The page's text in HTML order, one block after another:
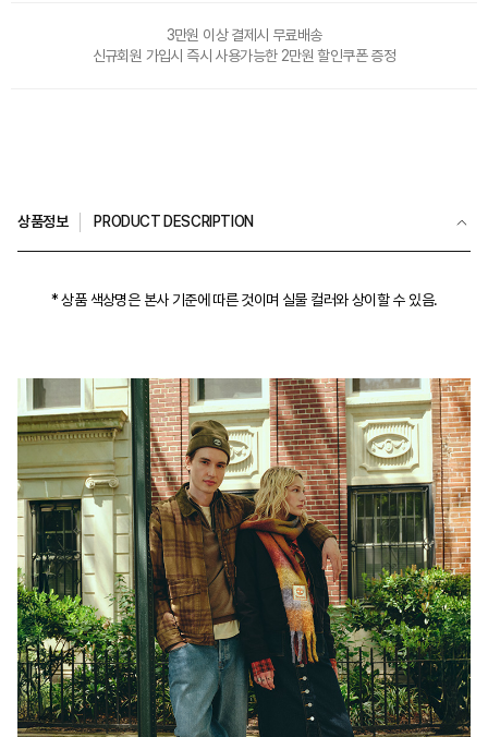
3만원 이상 결제시 무료배송
신규회원 가입시 즉시 사용가능한 2만원 할인쿠폰 증정
상품정보 PRODUCT DESCRIPTION
* 상품 색상명은 본사 기준에 따른 것이며 실물 컬러와 상이할 수 있음.